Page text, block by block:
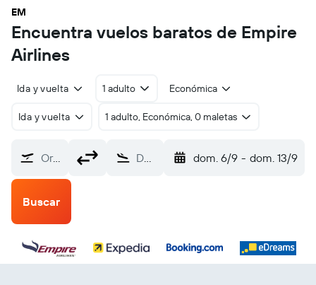
EM
Encuentra vuelos baratos de Empire
Airlines
Ida y vuelta 1 adulto Económica
Ida y vuelta 1 adulto, Económica, 0 maletas
Origen Destino dom. 6/9 - dom. 13/9
Buscar